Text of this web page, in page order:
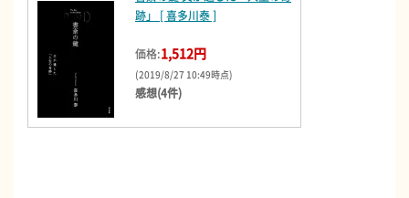
跡」 [ 喜多川泰 ]
価格:1,512円
(2019/8/27 10:49時点)
感想(4件)